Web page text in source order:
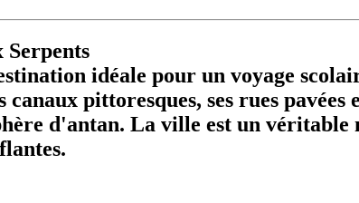
idéale pour un voyage
pittoresques, ses rues pavées
d'antan. La ville est un véritable